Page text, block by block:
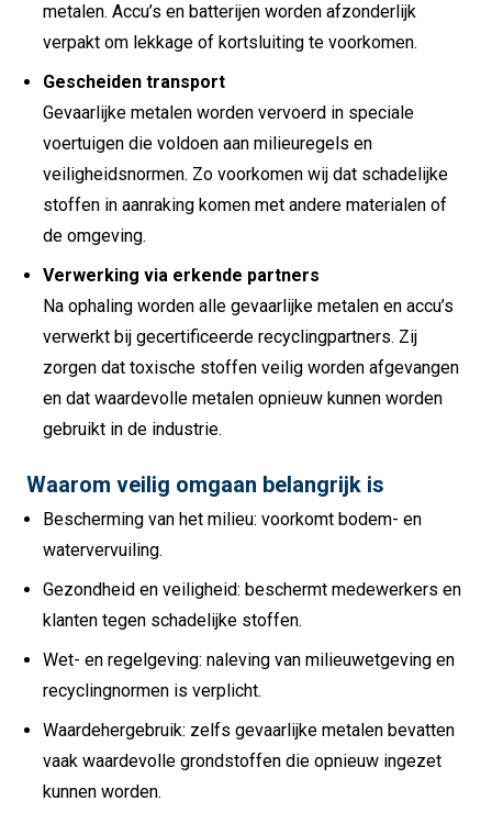
metalen. Accu’s en batterijen worden afzonderlijk
verpakt om lekkage of kortsluiting te voorkomen.
Gescheiden transport
Gevaarlijke metalen worden vervoerd in speciale
voertuigen die voldoen aan milieuregels en
veiligheidsnormen. Zo voorkomen wij dat schadelijke
stoffen in aanraking komen met andere materialen of
de omgeving.
Verwerking via erkende partners
Na ophaling worden alle gevaarlijke metalen en accu’s
verwerkt bij gecertificeerde recyclingpartners. Zij
zorgen dat toxische stoffen veilig worden afgevangen
en dat waardevolle metalen opnieuw kunnen worden
gebruikt in de industrie.
Waarom veilig omgaan belangrijk is
Bescherming van het milieu: voorkomt bodem- en
watervervuiling.
Gezondheid en veiligheid: beschermt medewerkers en
klanten tegen schadelijke stoffen.
Wet- en regelgeving: naleving van milieuwetgeving en
recyclingnormen is verplicht.
Waardehergebruik: zelfs gevaarlijke metalen bevatten
vaak waardevolle grondstoffen die opnieuw ingezet
kunnen worden.